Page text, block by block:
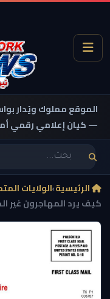
الموقع مملوك ويُدار
— كيان إعلامي رقمي
الرئيسية›الولايات
كيف يرد المهاجرون غير